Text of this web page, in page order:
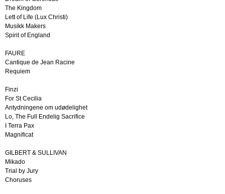
The Kingdom
Lett of Life (Lux Christi)
Musikk Makers
Spirit of England
FAURE
Cantique de Jean Racine
Requiem
Finzi
For St Cecilia
Antydningene om udødelighet
Lo, The Full Endelig Sacrifice
I Terra Pax
Magnificat
GILBERT & SULLIVAN
Mikado
Trial by Jury
Choruses